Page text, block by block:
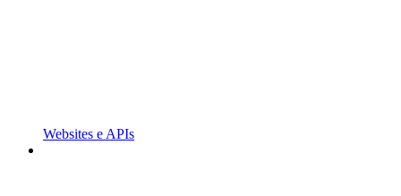
Websites e APIs